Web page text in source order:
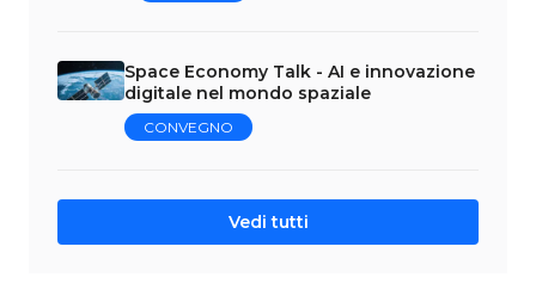
Space Economy Talk - AI e innovazione
digitale nel mondo spaziale
CONVEGNO
Vedi tutti